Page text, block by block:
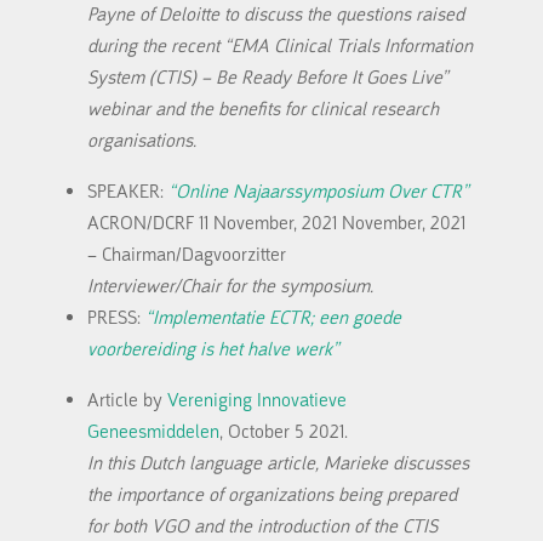
Payne of Deloitte to discuss the questions raised
during the recent “EMA Clinical Trials Information
System (CTIS) – Be Ready Before It Goes Live”
webinar and the benefits for clinical research
organisations.
SPEAKER: “Online Najaarssymposium Over CTR”
ACRON/DCRF 11 November, 2021 November, 2021
– Chairman/Dagvoorzitter
Interviewer/Chair for the symposium.
PRESS: “Implementatie ECTR; een goede
voorbereiding is het halve werk”
Article by Vereniging Innovatieve
Geneesmiddelen, October 5 2021.
In this Dutch language article, Marieke discusses
the importance of organizations being prepared
for both VGO and the introduction of the CTIS